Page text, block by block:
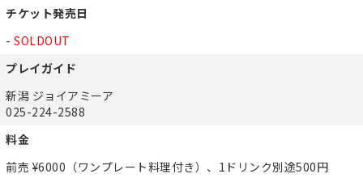
チケット発売日
- SOLDOUT
プレイガイド
新潟 ジョイアミーア
025-224-2588
料金
前売 ¥6000（ワンプレート料理付き）、1ドリンク別途500円